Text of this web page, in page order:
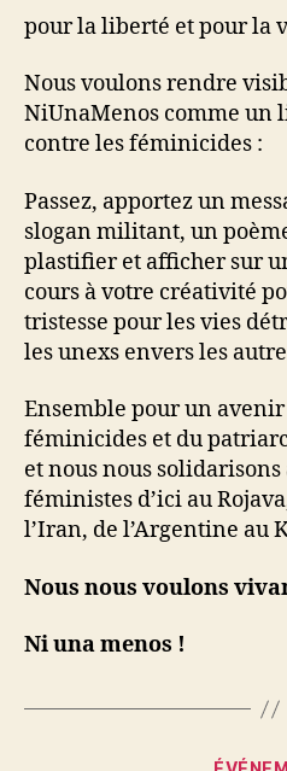
pour la liberté et pour la
Nous voulons rendre
NiUnaMenos comme un
contre les féminicides :
Passez, apportez un
slogan militant, un
plastifier et afficher sur
cours à votre créativité
tristesse pour les vies
les unexs envers les
Ensemble pour un
féminicides et du
et nous nous solidarisons
féministes d’ici au
l’Iran, de l’Argentine au
Nous nous voulons
Ni una menos !